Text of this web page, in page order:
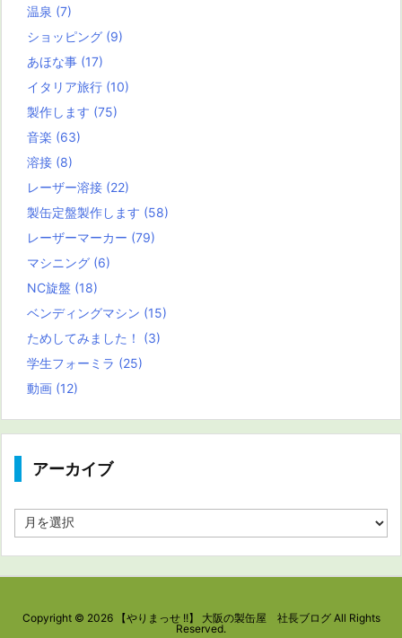
温泉 (7)
ショッピング (9)
あほな事 (17)
イタリア旅行 (10)
製作します (75)
音楽 (63)
溶接 (8)
レーザー溶接 (22)
製缶定盤製作します (58)
レーザーマーカー (79)
マシニング (6)
NC旋盤 (18)
ベンディングマシン (15)
ためしてみました！ (3)
学生フォーミラ (25)
動画 (12)
アーカイブ
ー
Copyright © 2026 【やりまっせ !!】 大阪の製缶屋 社長ブログAll Rights
Reserved.